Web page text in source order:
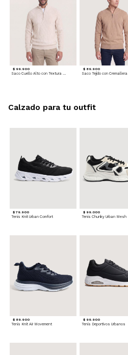
$ 99.900
Saco Cuello Alto con Textura Trenzada
$ 89.900
Saco Tejido con Cremallera
$ 79.900
Tenis Knit Urban Comfort
$ 99.000
Tenis Chunky Urban Mesh
$ 89.900
Tenis Knit Air Movement
$ 99.900
Tenis Deportivos Urbanos
Calzado para tu outfit